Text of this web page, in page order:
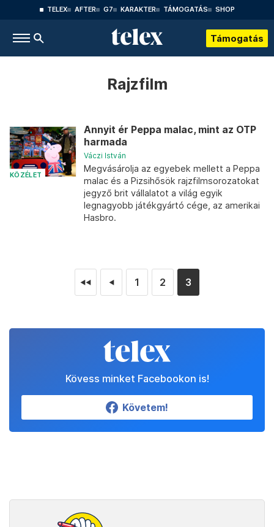
TELEX AFTER G7 KARAKTER TÁMOGATÁS SHOP
Támogatás
Rajzfilm
KÖZÉLET
Annyit ér Peppa malac, mint az OTP
harmada
Váczi István
Megvásárolja az egyebek mellett a Peppa
malac és a Pizsihősök rajzfilmsorozatokat
jegyző brit vállalatot a világ egyik
legnagyobb játékgyártó cége, az amerikai
Hasbro.
◄◄ ◄ 1 2 3
Kövess minket Facebookon is!
Követem!